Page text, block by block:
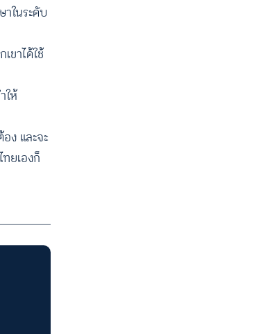
ในระดับ
ขาได้ใช้
ให้
ง และจะ
ยเองก็